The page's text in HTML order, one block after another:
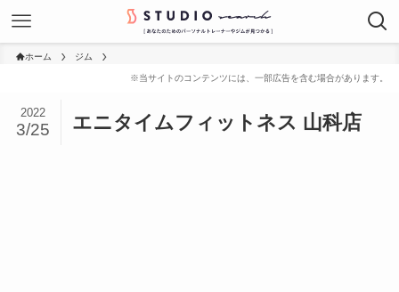
ホーム ジム
エニタイムフィットネス 山科店
2022
3/25